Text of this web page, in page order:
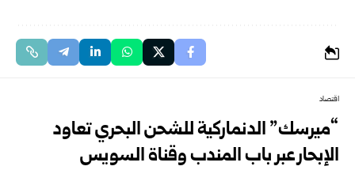
اقتصاد
“ميرسك” الدنماركية للشحن البحري تعاود
الإبحار عبر باب المندب وقناة السويس